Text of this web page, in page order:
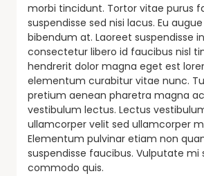
morbi tincidunt. Tortor vitae purus
suspendisse sed nisi lacus. Eu
bibendum at. Laoreet suspendisse
consectetur libero id faucibus nisl
hendrerit dolor magna eget est
elementum curabitur vitae nunc.
pretium aenean pharetra magna
vestibulum lectus. Lectus
ullamcorper velit sed ullamcorper
Elementum pulvinar etiam non
suspendisse faucibus. Vulputate
commodo quis.